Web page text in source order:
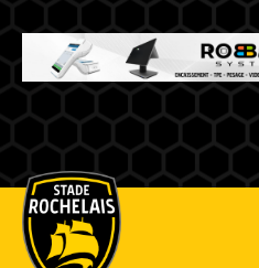
Main
site